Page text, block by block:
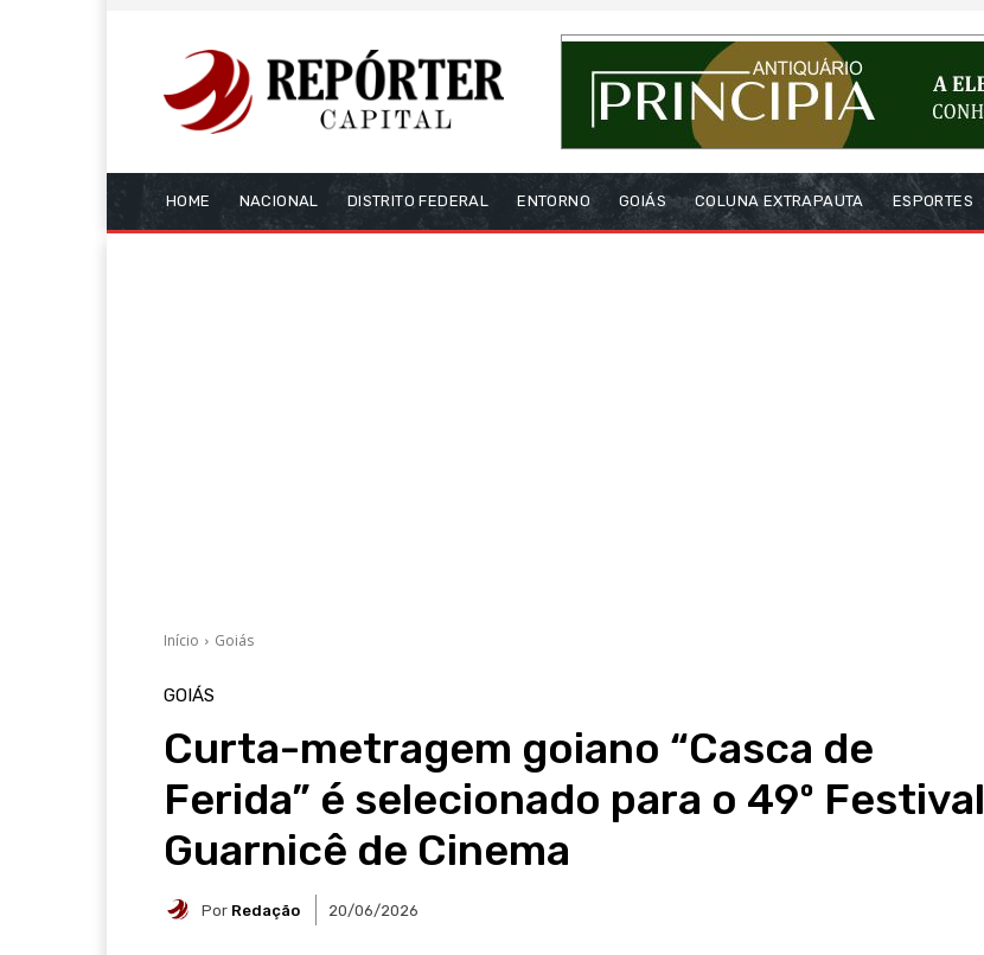
HOME NACIONAL DISTRITO FEDERAL ENTORNO GOIÁS COLUNA EXTRAPAUTA ESPORTES
Início Goiás
GOIÁS
Curta-metragem goiano “Casca de
Ferida” é selecionado para o 49º Festival
Guarnicê de Cinema
Por Redação 20/06/2026